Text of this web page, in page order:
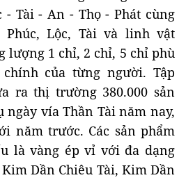
- Tài - An - Thọ - Phát cùng
Lộc, Tài và linh vật
lượng 1 chỉ, 2 chỉ, 5 chỉ phù
của từng người. Tập
ra thị trường 380.000 sản
ngày vía Thần Tài năm nay,
năm trước. Các sản phẩm
là vàng ép vỉ với đa dạng
Dần Chiêu Tài, Kim Dần